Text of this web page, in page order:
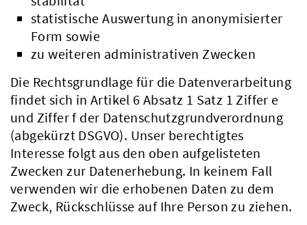
statistische Auswertung in anonymisierter
Form sowie
zu weiteren administrativen Zwecken
Die Rechtsgrundlage für die Datenverarbeitung
findet sich in Artikel 6 Absatz 1 Satz 1 Ziffer e
und Ziffer f der Datenschutzgrundverordnung
(abgekürzt DSGVO). Unser berechtigtes
Interesse folgt aus den oben aufgelisteten
Zwecken zur Datenerhebung. In keinem Fall
verwenden wir die erhobenen Daten zu dem
Zweck, Rückschlüsse auf Ihre Person zu ziehen.